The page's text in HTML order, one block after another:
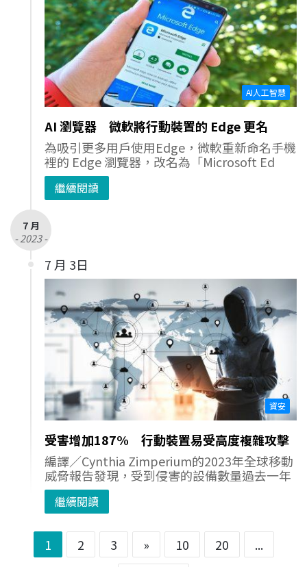
AI人工智慧
AI 瀏覽器 微軟將行動裝置的 Edge 更名
為吸引更多用戶使用Edge，微軟重新命名手機
裡的 Edge 瀏覽器，改名為「Microsoft Ed
繼續閱讀
7 月
- 2023 -
7 月 3日
資安
受害增加187% 行動裝置易受高度複雜攻擊
編譯／Cynthia Zimperium的2023年全球移動
威脅報告發現，受到侵害的設備數量過去一年
繼續閱讀
1 2 3 » 10 20
...